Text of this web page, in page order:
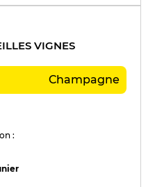
VIGNES
Champagne
: